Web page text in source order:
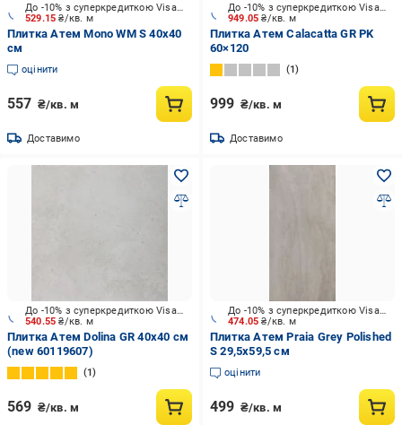
529.15₴/кв. м
До -10% з суперкредиткою Visa Вигода
Плитка Атем Mono WM S 40х40
см
оцінити
557 ₴/кв. м
Доставимо
949.05₴/кв. м
До -10% з суперкредиткою Visa Вигода
Плитка Атем Calacatta GR PK
60×120
1
999 ₴/кв. м
Доставимо
540.55₴/кв. м
До -10% з суперкредиткою Visa Вигода
Плитка Атем Dolina GR 40х40 см
(new 60119607)
1
569 ₴/кв. м
474.05₴/кв. м
До -10% з суперкредиткою Visa Вигода
Плитка Атем Praia Grey Polished
S 29,5x59,5 см
оцінити
499 ₴/кв. м